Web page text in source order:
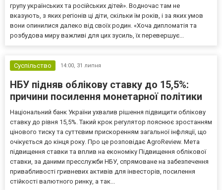
групу українських та російських дітей». Водночас там не
вказують, з яких регіонів ці діти, скільки їм років, і за яких умов
вони опинилися далеко від своїх родин. «Хоча дипломатія та
розбудова миру важливі для цих зусиль, їх перевершує...
Суспільство 14:00, 31 липня
НБУ підняв облікову ставку до 15,5%:
причини посилення монетарної політики
Національний банк України ухвалив рішення підвищити облікову
ставку до рівня 15,5%. Такий крок регулятор пояснює зростанням
цінового тиску та суттєвим прискоренням загальної інфляції, що
очікується до кінця року. Про це розповідає AgroReview. Мета
підвищення ставки та вплив на економіку Підвищення облікової
ставки, за даними пресслужби НБУ, спрямоване на забезпечення
привабливості гривневих активів для інвесторів, посилення
стійкості валютного ринку, а так...